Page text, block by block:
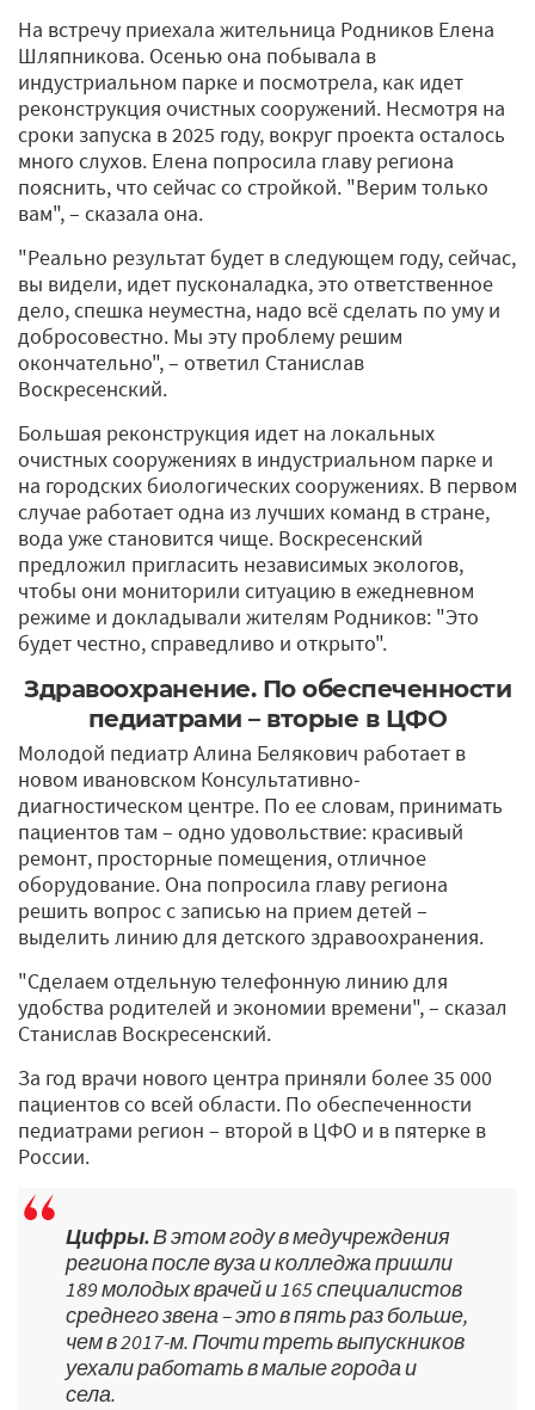
На встречу приехала жительница Родников Елена
Шляпникова. Осенью она побывала в
индустриальном парке и посмотрела, как идет
реконструкция очистных сооружений. Несмотря на
сроки запуска в 2025 году, вокруг проекта осталось
много слухов. Елена попросила главу региона
пояснить, что сейчас со стройкой. "Верим только
вам", – сказала она.
"Реально результат будет в следующем году, сейчас,
вы видели, идет пусконаладка, это ответственное
дело, спешка неуместна, надо всё сделать по уму и
добросовестно. Мы эту проблему решим
окончательно", – ответил Станислав
Воскресенский.
Большая реконструкция идет на локальных
очистных сооружениях в индустриальном парке и
на городских биологических сооружениях. В первом
случае работает одна из лучших команд в стране,
вода уже становится чище. Воскресенский
предложил пригласить независимых экологов,
чтобы они мониторили ситуацию в ежедневном
режиме и докладывали жителям Родников: "Это
будет честно, справедливо и открыто".
Здравоохранение. По обеспеченности
педиатрами – вторые в ЦФО
Молодой педиатр Алина Белякович работает в
новом ивановском Консультативно-
диагностическом центре. По ее словам, принимать
пациентов там – одно удовольствие: красивый
ремонт, просторные помещения, отличное
оборудование. Она попросила главу региона
решить вопрос с записью на прием детей –
выделить линию для детского здравоохранения.
"Сделаем отдельную телефонную линию для
удобства родителей и экономии времени", – сказал
Станислав Воскресенский.
За год врачи нового центра приняли более 35 000
пациентов со всей области. По обеспеченности
педиатрами регион – второй в ЦФО и в пятерке в
России.
Цифры.В этом году в медучреждения
региона после вуза и колледжа пришли
189 молодых врачей и 165 специалистов
среднего звена – это в пять раз больше,
чем в 2017-м. Почти треть выпускников
уехали работать в малые города и
села.